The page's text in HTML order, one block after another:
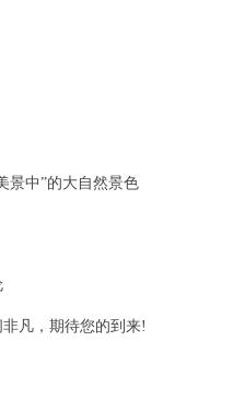
中”的大自然景色
凡，期待您的到来!